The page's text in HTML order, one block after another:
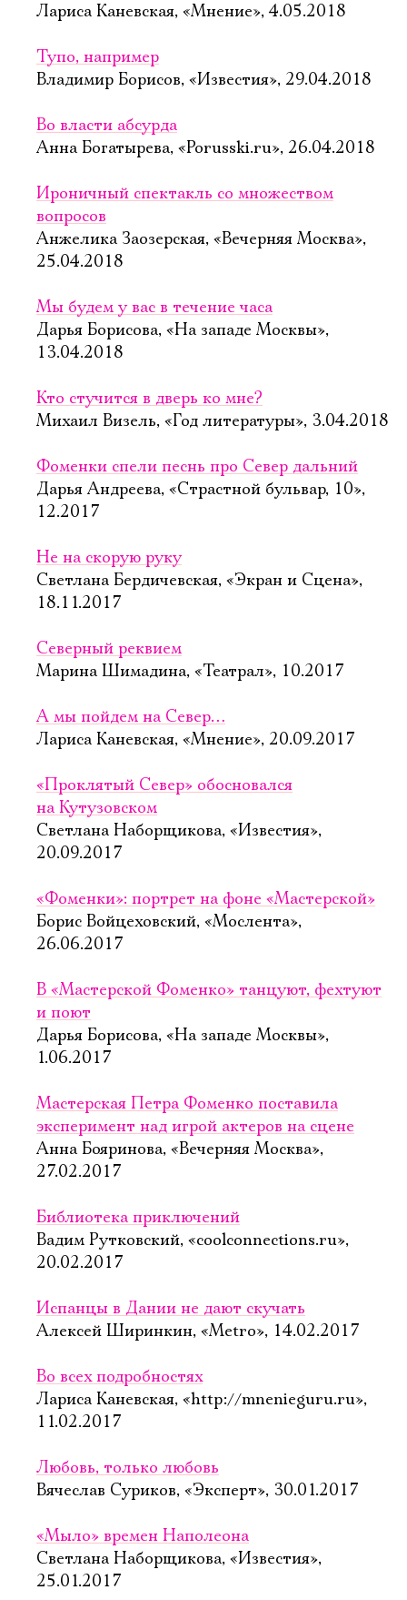
Лариса Каневская, «Мнение», 4.05.2018
Тупо, например
Владимир Борисов, «Известия», 29.04.2018
Во власти абсурда
Анна Богатырева, «Porusski.ru», 26.04.2018
Ироничный спектакль со множеством
вопросов
Анжелика Заозерская, «Вечерняя Москва»,
25.04.2018
Мы будем у вас в течение часа
Дарья Борисова, «На западе Москвы»,
13.04.2018
Кто стучится в дверь ко мне?
Михаил Визель, «Год литературы», 3.04.2018
Фоменки спели песнь про Север дальний
Дарья Андреева, «Страстной бульвар, 10»,
12.2017
Не на скорую руку
Светлана Бердичевская, «Экран и Сцена»,
18.11.2017
Северный реквием
Марина Шимадина, «Театрал», 10.2017
А мы пойдем на Север…
Лариса Каневская, «Мнение», 20.09.2017
«Проклятый Север» обосновался
на Кутузовском
Светлана Наборщикова, «Известия»,
20.09.2017
«Фоменки»: портрет на фоне «Мастерской»
Борис Войцеховский, «Мослента»,
26.06.2017
В «Мастерской Фоменко» танцуют, фехтуют
и поют
Дарья Борисова, «На западе Москвы»,
1.06.2017
Мастерская Петра Фоменко поставила
эксперимент над игрой актеров на сцене
Анна Бояринова, «Вечерняя Москва»,
27.02.2017
Библиотека приключений
Вадим Рутковский, «coolconnections.ru»,
20.02.2017
Испанцы в Дании не дают скучать
Алексей Ширинкин, «Metro», 14.02.2017
Во всех подробностях
Лариса Каневская, «http://mnenieguru.ru»,
11.02.2017
Любовь, только любовь
Вячеслав Суриков, «Эксперт», 30.01.2017
«Мыло» времен Наполеона
Светлана Наборщикова, «Известия»,
25.01.2017